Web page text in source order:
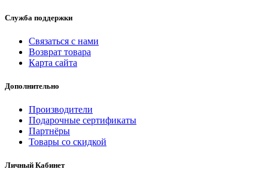
Служба поддержки
Связаться с нами
Возврат товара
Карта сайта
Дополнительно
Производители
Подарочные сертификаты
Партнёры
Товары со скидкой
Личный Кабинет